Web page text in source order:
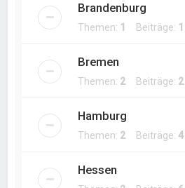
Brandenburg
Themen: 1 Beiträge: 1
Bremen
Themen: 2Beiträge: 2
Hamburg
Themen: 2Beiträge:4
Hessen